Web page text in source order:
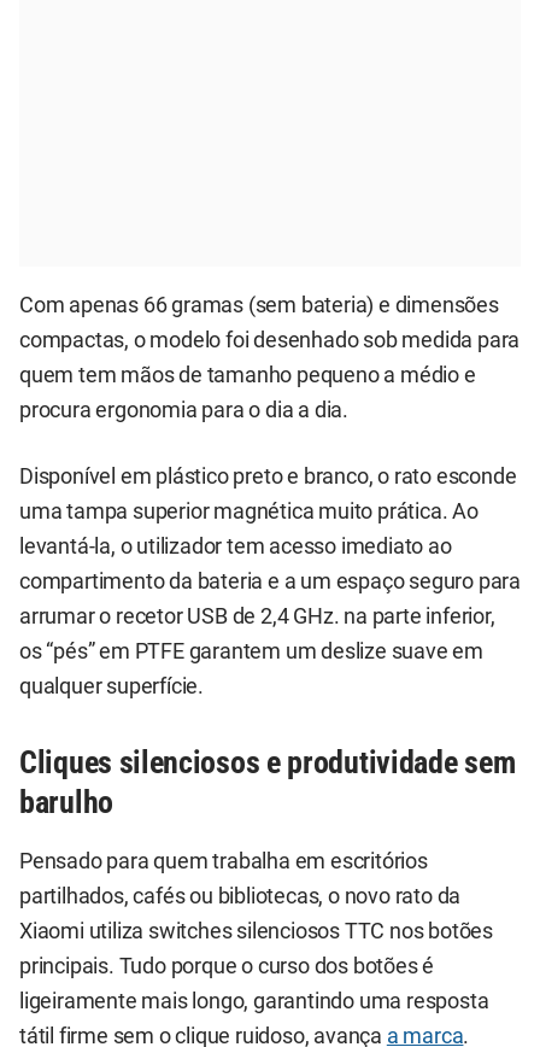
Com apenas 66 gramas (sem bateria) e dimensões
compactas, o modelo foi desenhado sob medida para
quem tem mãos de tamanho pequeno a médio e
procura ergonomia para o dia a dia.
Disponível em plástico preto e branco, o rato esconde
uma tampa superior magnética muito prática. Ao
levantá-la, o utilizador tem acesso imediato ao
compartimento da bateria e a um espaço seguro para
arrumar o recetor USB de 2,4 GHz. na parte inferior,
os “pés” em PTFE garantem um deslize suave em
qualquer superfície.
Cliques silenciosos e produtividade sem
barulho
Pensado para quem trabalha em escritórios
partilhados, cafés ou bibliotecas, o novo rato da
Xiaomi utiliza switches silenciosos TTC nos botões
principais. Tudo porque o curso dos botões é
ligeiramente mais longo, garantindo uma resposta
tátil firme sem o clique ruidoso, avança a marca.